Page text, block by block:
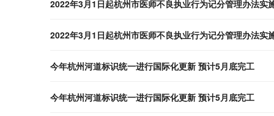
2022年3月1日起杭州市医师不良执业行为记分管理办法实
2022年3月1日起杭州市医师不良执业行为记分管理办法实
今年杭州河道标识统一进行国际化更新 预计5月底完工
今年杭州河道标识统一进行国际化更新 预计5月底完工